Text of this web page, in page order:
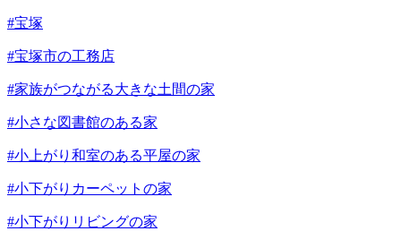
#宝塚
#宝塚市の工務店
#家族がつながる大きな土間の家
#小さな図書館のある家
#小上がり和室のある平屋の家
#小下がりカーペットの家
#小下がりリビングの家